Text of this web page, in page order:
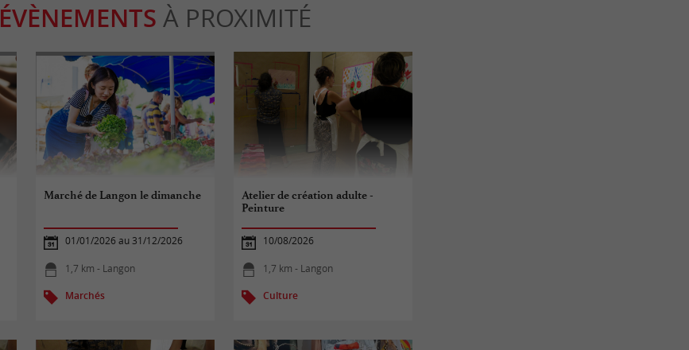
ÉVÈNEMENTS À PROXIMITÉ
Marché de Langon le dimanche
01/01/2026 au 31/12/2026
1,7 km - Langon
Marchés
Atelier de création adulte -
Peinture
10/08/2026
1,7 km - Langon
Culture